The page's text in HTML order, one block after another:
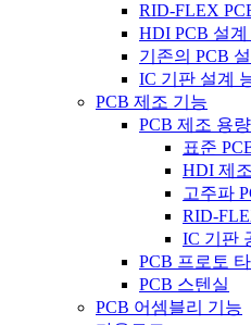
RID-FLEX
HDI PCB 설계
기존의 PCB
IC 기판 설계
PCB 제조 기능
PCB 제조 용량
표준
HDI 제
고주파
RID-
IC 기판
PCB 프로토
PCB 스텐실
PCB 어셈블리 기능